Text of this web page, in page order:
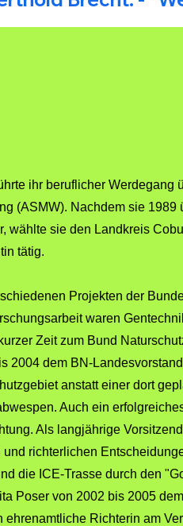
ihr beruflicher Werdegang
(ASMW). Nachdem sie 1989
wählte sie den Landkreis
tätig.
Projekten der
waren
Zeit zum Bund
2004 dem BN-
anstatt einer dort
Auch ein
Als langjährige
richterlichen
die ICE-Trasse durch den
Poser von 2002 bis 2005
Richterin am